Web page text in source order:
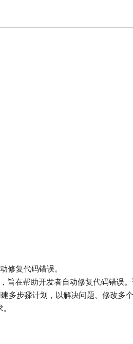
修复代码错误。
旨在帮助开发者自动修复代码错误
多步骤计划，以解决问题、修改多